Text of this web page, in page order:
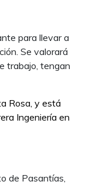
para llevar a
Se valorará
trabajo, tengan
Rosa, y está
Ingeniería en
de Pasantías,